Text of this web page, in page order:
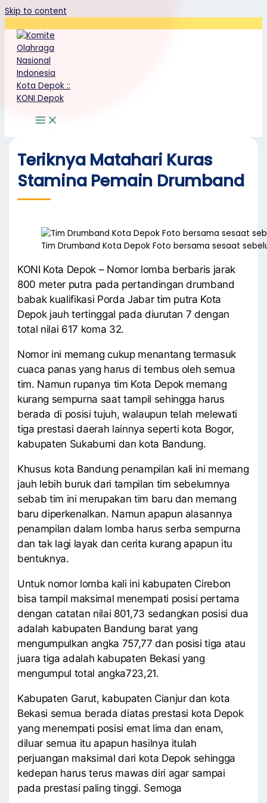
Skip to content
Teriknya Matahari Kuras
Stamina Pemain Drumband
Tim Drumband Kota Depok Foto bersama sesaat
KONI Kota Depok – Nomor lomba berbaris jarak
800 meter putra pada pertandingan drumband
babak kualifikasi Porda Jabar tim putra Kota
Depok jauh tertinggal pada diurutan 7 dengan
total nilai 617 koma 32.
Nomor ini memang cukup menantang termasuk
cuaca panas yang harus di tembus oleh semua
tim. Namun rupanya tim Kota Depok memang
kurang sempurna saat tampil sehingga harus
berada di posisi tujuh, walaupun telah melewati
tiga prestasi daerah lainnya seperti kota Bogor,
kabupaten Sukabumi dan kota Bandung.
Khusus kota Bandung penampilan kali ini memang
jauh lebih buruk dari tampilan tim sebelumnya
sebab tim ini merupakan tim baru dan memang
baru diperkenalkan. Namun apapun alasannya
penampilan dalam lomba harus serba sempurna
dan tak lagi layak dan cerita kurang apapun itu
bentuknya.
Untuk nomor lomba kali ini kabupaten Cirebon
bisa tampil maksimal menempati posisi pertama
dengan catatan nilai 801,73 sedangkan posisi dua
adalah kabupaten Bandung barat yang
mengumpulkan angka 757,77 dan posisi tiga atau
juara tiga adalah kabupaten Bekasi yang
mengumpul total angka723,21.
Kabupaten Garut, kabupaten Cianjur dan kota
Bekasi semua berada diatas prestasi kota Depok
yang menempati posisi emat lima dan enam,
diluar semua itu apapun hasilnya itulah
perjuangan maksimal dari kota Depok sehingga
kedepan harus terus mawas diri agar sampai
pada prestasi paling tinggi. Semoga